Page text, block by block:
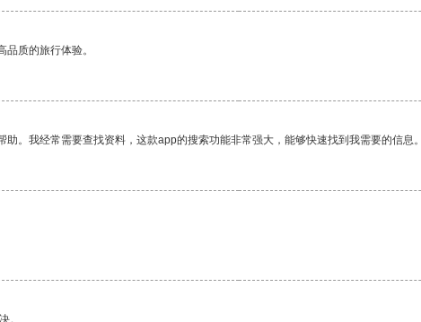
质的旅行体验。
。我经常需要查找资料，这款app的搜索功能非常强大，能够快速找到我需要的信息。
。